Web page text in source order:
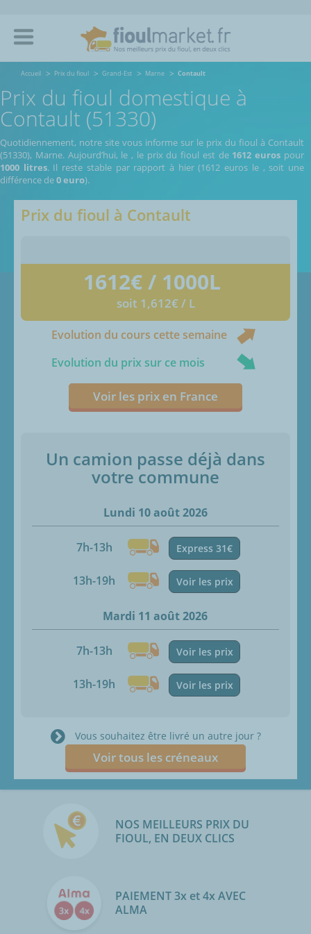
Accueil Prix du fioul Grand-Est Marne Contault
Prix du fioul domestique à
Contault (51330)
Quotidiennement, notre site vous informe sur le prix du fioul à Contault
(51330), Marne. Aujourd’hui, le, le prix du fioul est de 1612 euros pour
1000 litres. Il reste stable par rapport à hier (1612 euros le , soit une
différence de0 euro).
Prix du fioul à Contault
1612€ / 1000L
soit 1,612€ / L
Evolution du cours cette semaine
Evolution du prix sur ce mois
Voir les prix en France
Un camion passe déjà dans
votre commune
Lundi 10 août 2026
7h-13h Express 31€
13h-19h Voir les prix
Mardi 11 août 2026
7h-13h Voir les prix
13h-19h Voir les prix
Vous souhaitez être livré un autre jour ?
Voir tous les créneaux
NOS MEILLEURS PRIX DU
FIOUL, EN DEUX CLICS
PAIEMENT 3x et 4x AVEC
ALMA